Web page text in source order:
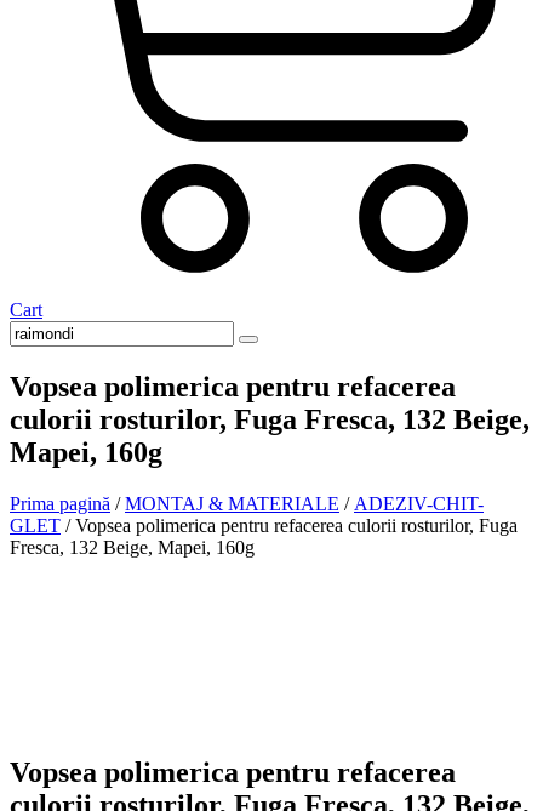
Cart
Vopsea polimerica pentru refacerea
culorii rosturilor, Fuga Fresca, 132 Beige,
Mapei, 160g
Prima pagină /MONTAJ & MATERIALE / ADEZIV-CHIT-
GLET / Vopsea polimerica pentru refacerea culorii rosturilor, Fuga
Fresca, 132 Beige, Mapei, 160g
In stoc
Vopsea polimerica pentru refacerea